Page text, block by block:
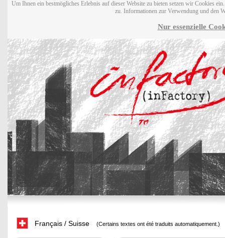
Um Ihnen ein bestmögliches Erlebnis auf dieser Website zu bieten setzen wir Cookies
zu. Informationen zur Verwendung und den
Nur essenzielle
Français / Suisse (Certains textes ont été traduits automatiquement.)